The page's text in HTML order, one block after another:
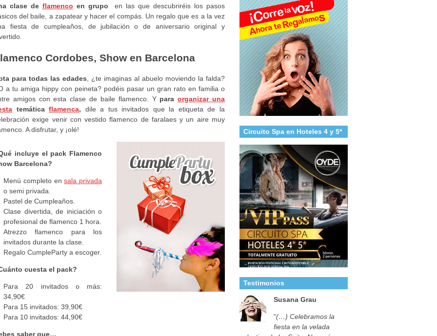
clase de flamenco en grupo en las que descubriréis los pasos
del baile, a zapatear y hacer el compás. Un regalo que es a la vez
fiesta de cumpleaños, de jubilación o de aniversario original y
Cordobes, Show en Barcelona
para todas las edades, ¿te imaginas al abuelo moviendo la falda?
a tu amiga hippy con peineta? podéis pasar un gran rato en familia o
amigos con esta clase de baile flamenco. Y paraorganizar una
temáticaflamenca, dile a tus invitados que la etiqueta de la
exige venir con vestido flamenco de faralaes y un aire muy
A disfrutar, y ¡olé!
incluye el pack Flamenco
Barcelona?
Menú completo ensala privada
o semi privada.
Pastel de Cumpleaños.
Clase divertida, de iniciación o
profesional de flamenco 1 hora.
Atrezzo flamenco para los
invitados durante la clase.
Regalo CumpleParty a escoger.
cuesta el pack?
Para 20 invitados o más:
34,90€
Para 15 invitados: 39,90€
Para 10 invitados: 44,90€
saber que…
Circuito Spa en Hoteles 4 y 5*
Testimonios
Susana Grau
"(…) Celebramos la
fiesta en la velada